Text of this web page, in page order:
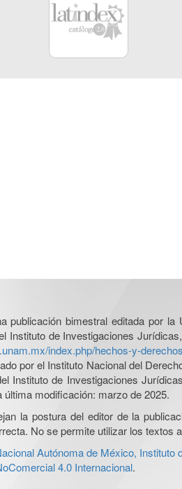
bimestral editada por
de Investigaciones
index.php/hechos-y-derechos
por el Instituto Nacional del
Instituto de Investigaciones
modificación: marzo de 2025.
la postura del editor de la
No se permite utilizar los textos
Autónoma de México, Instituto
4.0 Internacional.